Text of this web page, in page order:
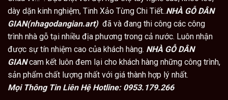
dày dặn kinh nghiệm, Tinh Xảo Từng Chi Tiết..NHÀ GỖ DÂN
GIAN(nhagodangian.art) đã và đang thi công các công
trình nhà gỗ tại nhiều địa phương trong cả nước. Luôn nhận
được sự tín nhiệm cao của khách hàng. NHÀ GỖ DÂN
GIANcam kết luôn đem lại cho khách hàng những công trình,
sản phẩm chất lượng nhất với giá thành hợp lý nhất.
Mọi Thông Tin Liên Hệ Hotline: 0953.179.266